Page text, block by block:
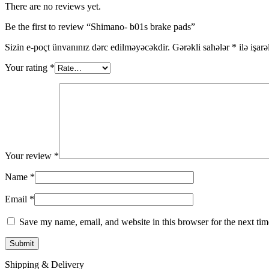
There are no reviews yet.
Be the first to review “Shimano- b01s brake pads”
Sizin e-poçt ünvanınız dərc edilməyəcəkdir. Gərəkli sahələr * ilə
Your rating *
Your review *
Name *
Email *
Save my name, email, and website in this browser for the next
Shipping & Delivery